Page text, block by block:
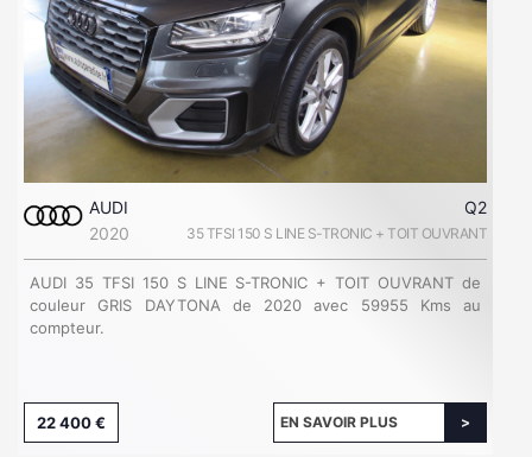
AUDI
Q2
2020
35 TFSI 150 S LINE S-TRONIC + TOIT OUVRANT
AUDI 35 TFSI 150 S LINE S-TRONIC + TOIT OUVRANT de
couleur GRIS DAYTONA de 2020 avec 59955 Kms au
compteur.
22 400 € EN SAVOIR PLUS